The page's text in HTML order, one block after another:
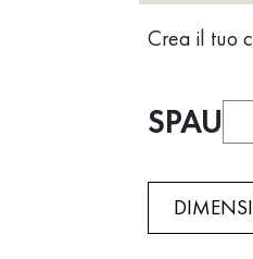
Crea il tuo
SPAU